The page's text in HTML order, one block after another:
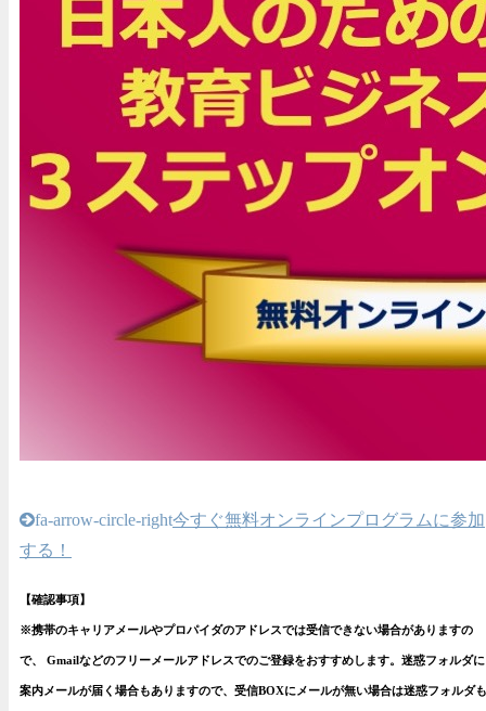
fa-arrow-circle-right今すぐ無料オンラインプログラムに参加
する！
【確認事項】
※携帯のキャリアメールやプロパイダのアドレスでは受信できない場合がありますの
で、 Gmailなどのフリーメールアドレスでのご登録をおすすめします。 迷惑フォルダに
案内メールが届く場合もありますので、受信BOXにメールが無い場合は迷惑フォルダも